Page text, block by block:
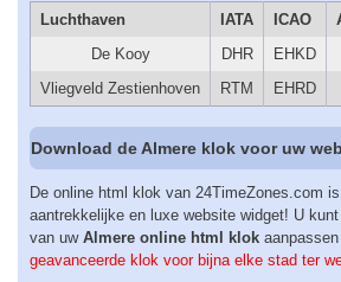
Luchthaven IATA ICAO
De Kooy
DHR EHKD
Vliegveld Zestienhoven
RTM EHRD
Download de Almere klok voor uw
De online html klok van 24TimeZones.com
aantrekkelijke en luxe website widget! U
van uw Almere online html klok
geavanceerde klok voor bijna elke stad ter